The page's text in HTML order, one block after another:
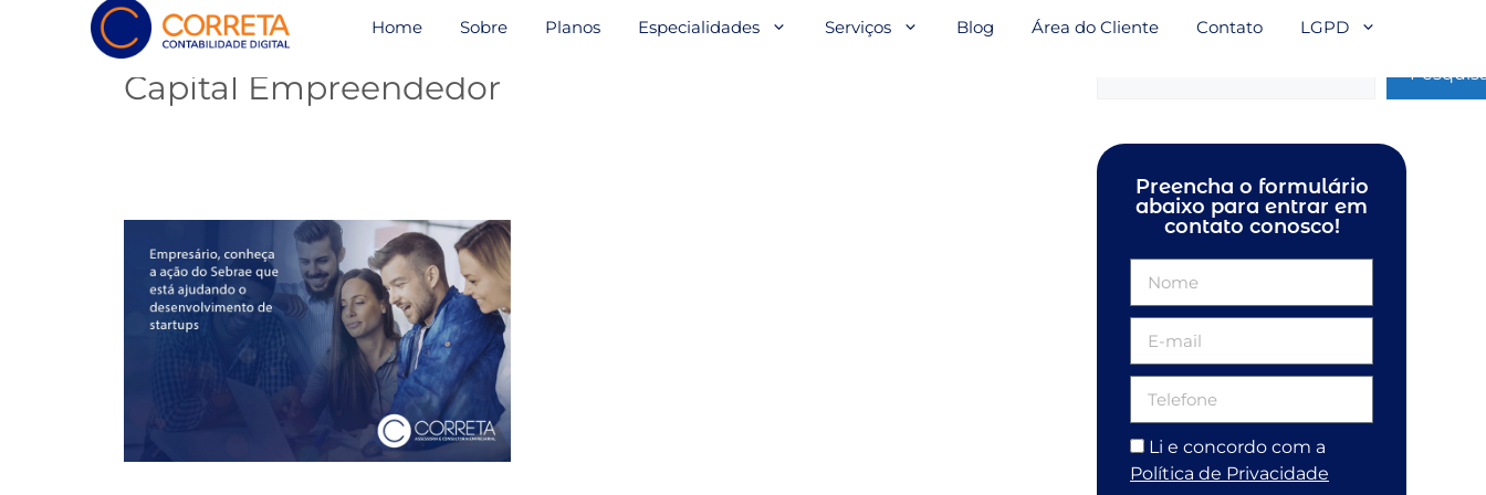
Home Sobre Planos Especialidades Serviços Blog Área do Cliente Contato LGPD
Capital Empreendedor
Pesquisar
Preencha o formulário
abaixo para entrar em
contato conosco!
Li e concordo com a
Política de Privacidade